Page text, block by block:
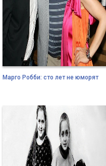
Марго Робби: сто лет не юморят